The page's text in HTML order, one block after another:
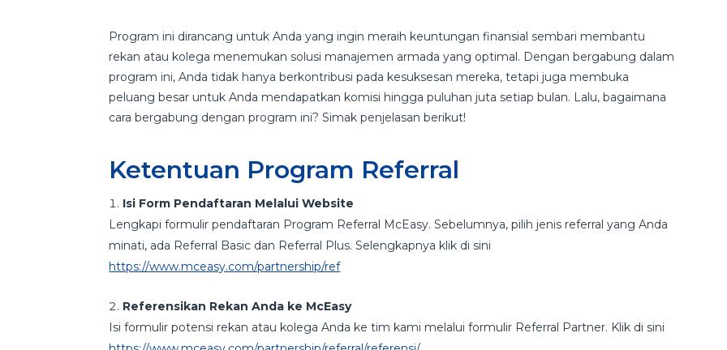
Program ini dirancang untuk Anda yang ingin meraih keuntungan finansial sembari membantu
rekan atau kolega menemukan solusi manajemen armada yang optimal. Dengan bergabung dalam
program ini, Anda tidak hanya berkontribusi pada kesuksesan mereka, tetapi juga membuka
peluang besar untuk Anda mendapatkan komisi hingga puluhan juta setiap bulan. Lalu, bagaimana
cara bergabung dengan program ini? Simak penjelasan berikut!
Ketentuan Program Referral
Isi Form Pendaftaran Melalui Website
Lengkapi formulir pendaftaran Program Referral McEasy. Sebelumnya, pilih jenis referral yang Anda
minati, ada Referral Basic dan Referral Plus. Selengkapnya klik di sini
https://www.mceasy.com/partnership/ref
Referensikan Rekan Anda ke McEasy
Isi formulir potensi rekan atau kolega Anda ke tim kami melalui formulir Referral Partner. Klik di sini